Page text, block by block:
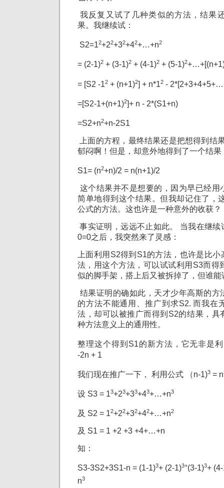
我反复又试了几种类似的方法，结果
果。我继续试：
S2=12+22+32+42+…+n2
= (2-1)2 + (3-1)2 + (4-1)2 + (5-1)2
= [S2 -12 + (n+1)2] + n*12 -
=[S2-1+(n+1)2]+ n - 2*(S1+n)
=S2+n2+n-2S1
上面的方程，最终结果还是把想得到结
郁闷啊！但是，却意外地得到了一个结果
S1= (n2+n)/2 = n(n+1)/2
这个结果并不是想要的，因为早已经用
简单地得到这个结果。但我却记住了，
公式的方法。这也许是一种意外的收获？
事实证明，远远不止如此。 当我在继续
0=0之后，我突然来了灵感：
上面利用S2得到S1的方法，也许是比小
法，用这个方法，可以试试利用S3而得
似的脚手架，搭上后又被拆掉了，但谁
结果证明的确如此，天才少年高斯的方
的方法不能通用、推广到求S2. 而我在
法，却可以被推广而得到S2的结果，具
种方法意义上的通用性。
整理这个得到S1的新方法，它无非是
-2n + 1
我们现在推广一下， 利用公式 （n-1)3 = n
设 S3 = 13+23+33+43+…+n3
及 S2 = 12+22+32+42+…+n2
及 S1 = 1 +2 +3 +4+…+n
知：
S3-3S2+3S1-n = (1-1)3+ (2-1)3+(3-1)3+
n3